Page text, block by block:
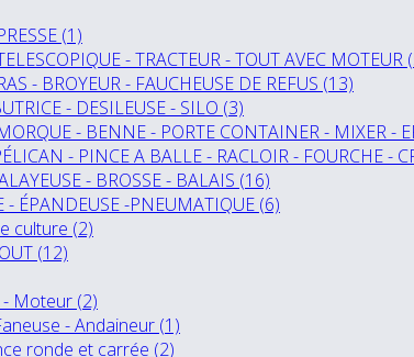
(1)
- TRACTEUR - TOUT AVEC MOTEUR
- BROYEUR - FAUCHEUSE DE REFUS (13)
- DESILEUSE - SILO (3)
- BENNE - PORTE CONTAINER - MIXER -
- PINCE A BALLE - RACLOIR - FOURCHE -
- BROSSE - BALAIS (16)
ÉPANDEUSE -PNEUMATIQUE (6)
culture (2)
(12)
Moteur (2)
- Andaineur (1)
ronde et carrée (2)